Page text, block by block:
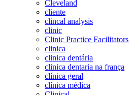
Cleveland
cliente
clincal analysis
clinic
Clinic Practice Facilitators
clinica
clinica dentária
clinica dentaria na frança
clínica geral
clínica médica